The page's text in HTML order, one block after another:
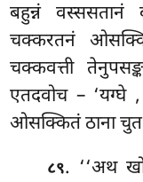
बहुन्नं वस्ससतानं
चक्करतनं
चक्कवत्ती
एतदवोच – ‘यग्घे
ओसक्कितं ठाना
८९. ‘‘अथ